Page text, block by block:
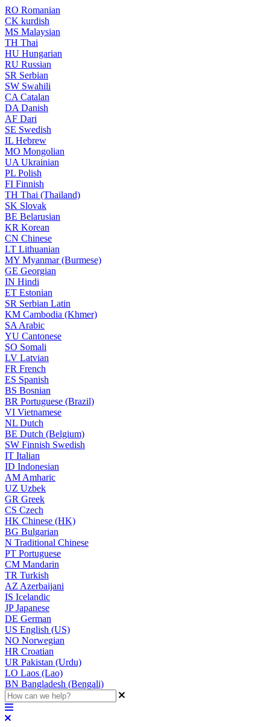
RO Romanian
CK kurdish
MS Malaysian
TH Thai
HU Hungarian
RU Russian
SR Serbian
SW Swahili
CA Catalan
DA Danish
AF Dari
SE Swedish
IL Hebrew
MO Mongolian
UA Ukrainian
PL Polish
FI Finnish
TH Thai (Thailand)
SK Slovak
BE Belarusian
KR Korean
CN Chinese
LT Lithuanian
MY Myanmar (Burmese)
GE Georgian
IN Hindi
ET Estonian
SR Serbian Latin
KM Cambodia (Khmer)
SA Arabic
YU Cantonese
SO Somali
LV Latvian
FR French
ES Spanish
BS Bosnian
BR Portuguese (Brazil)
VI Vietnamese
NL Dutch
BE Dutch (Belgium)
SW Finnish Swedish
IT Italian
ID Indonesian
AM Amharic
UZ Uzbek
GR Greek
CS Czech
HK Chinese (HK)
BG Bulgarian
N Traditional Chinese
PT Portuguese
CM Mandarin
TR Turkish
AZ Azerbaijani
IS Icelandic
JPJapanese
DE German
US English (US)
NO Norwegian
HR Croatian
UR Pakistan (Urdu)
LO Laos (Lao)
BN Bangladesh (Bengali)